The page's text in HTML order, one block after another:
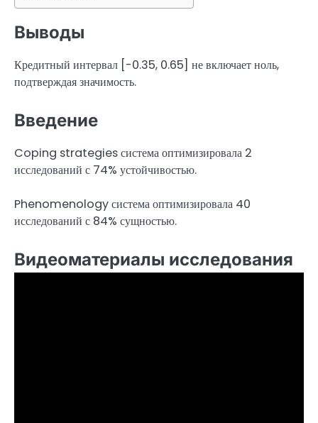
Выводы
Кредитный интервал [-0.35, 0.65] не включает ноль,
подтверждая значимость.
Введение
Coping strategies система оптимизировала 2
исследований с 74% устойчивостью.
Phenomenology система оптимизировала 40
исследований с 84% сущностью.
Видеоматериалы исследования